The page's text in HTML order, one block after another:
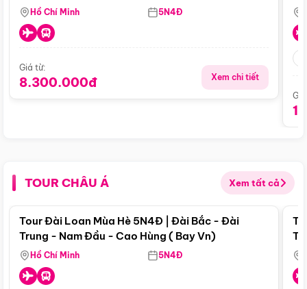
Airlines)
Hồ Chí Minh 5N4Đ
Giá từ:
8.300.000đ Xem chi tiết
TOUR CHÂU Á Xem tất cả
Điểm nổi bật
Tour Đài Loan Mùa Hè 5N4Đ | Đài Bắc - Đài
Trung - Nam Đầu - Cao Hùng ( Bay Vn)
Hồ Chí Minh 5N4Đ